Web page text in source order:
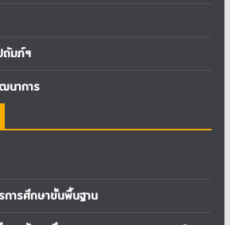
ถัมภ์ฯ
นาการ
การศึกษาขั้นพื้นฐาน